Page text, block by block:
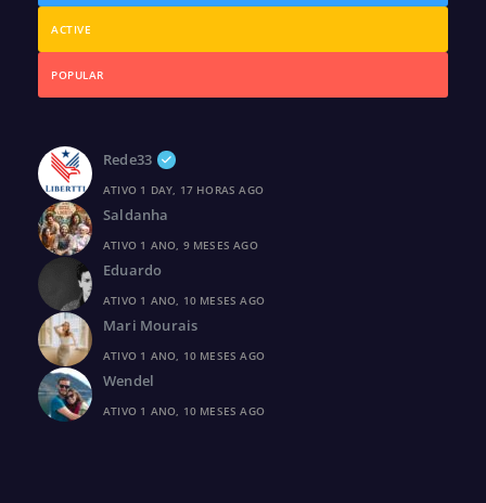
ACTIVE
POPULAR
Rede33
ATIVO 1 DAY, 17 HORAS AGO
Saldanha
ATIVO 1 ANO, 9 MESES AGO
Eduardo
ATIVO 1 ANO, 10 MESES AGO
Mari Mourais
ATIVO 1 ANO, 10 MESES AGO
Wendel
ATIVO 1 ANO, 10 MESES AGO